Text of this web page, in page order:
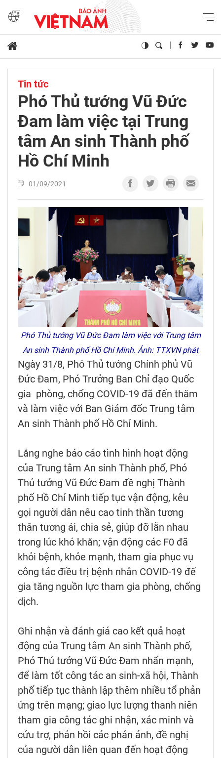
Tin tức
Phó Thủ tướng Vũ Đức
Đam làm việc tại Trung
tâm An sinh Thành phố
Hồ Chí Minh
01/09/2021
Phó Thủ tướng Vũ Đức Đam làm việc với Trung tâm
An sinh Thành phố Hồ Chí Minh. Ảnh: TTXVN phát
Ngày 31/8, Phó Thủ tướng Chính phủ Vũ
Đức Đam, Phó Trưởng Ban Chỉ đạo Quốc
gia phòng, chống COVID-19 đã đến thăm
và làm việc với Ban Giám đốc Trung tâm
An sinh Thành phố Hồ Chí Minh.
Lắng nghe báo cáo tình hình hoạt động
của Trung tâm An sinh Thành phố, Phó
Thủ tướng Vũ Đức Đam đề nghị Thành
phố Hồ Chí Minh tiếp tục vận động, kêu
gọi người dân nêu cao tinh thần tương
thân tương ái, chia sẻ, giúp đỡ lẫn nhau
trong lúc khó khăn; vận động các F0 đã
khỏi bệnh, khỏe mạnh, tham gia phục vụ
công tác điều trị bệnh nhân COVID-19 để
gia tăng nguồn lực tham gia phòng, chống
dịch.
Ghi nhận và đánh giá cao kết quả hoạt
động của Trung tâm An sinh Thành phố,
Phó Thủ tướng Vũ Đức Đam nhấn mạnh,
để làm tốt công tác an sinh-xã hội, Thành
phố tiếp tục thành lập thêm nhiều tổ phản
ứng trên mạng; giao lực lượng thanh niên
tham gia công tác ghi nhận, xác minh và
cứu trợ, phản hồi các phản ánh, đề nghị
của người dân liên quan đến hoạt động